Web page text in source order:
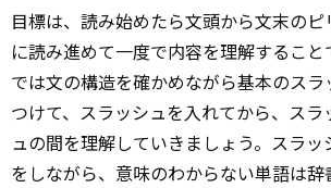
目標は、読み始めたら文頭から文末の
に読み進めて一度で内容を理解するこ
では文の構造を確かめながら基本のス
つけて、スラッシュを入れてから、スラ
ュの間を理解していきましょう。スラッ
をしながら、意味のわからない単語は辞